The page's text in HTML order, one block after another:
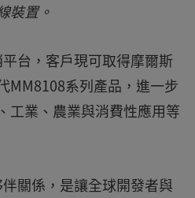
裝置。
台，客戶現可取得摩爾斯
MM8108系列產品，進一步
工業、農業與消費性應用等
關係，是讓全球開發者與